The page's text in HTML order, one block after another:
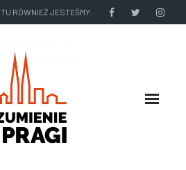
TU RÓWNIEŻ JESTEŚMY: